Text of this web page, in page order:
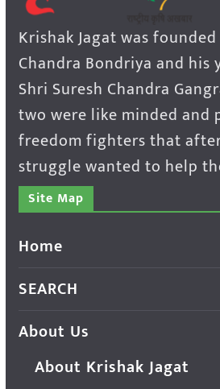
Krishak Jagat was
Chandra Bondriya and
Shri Suresh Chandra
two were like minded and
freedom fighters that
struggle wanted to help
Site Map
Home
SEARCH
About Us
About Krishak Jagat